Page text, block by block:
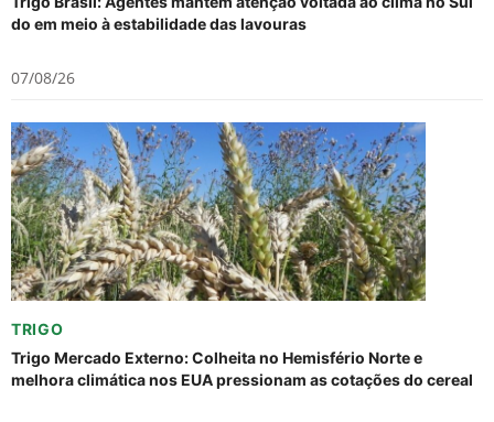
do em meio à estabilidade das lavouras
07/08/26
TRIGO
Trigo Mercado Externo: Colheita no Hemisfério Norte e
melhora climática nos EUA pressionam as cotações do cereal